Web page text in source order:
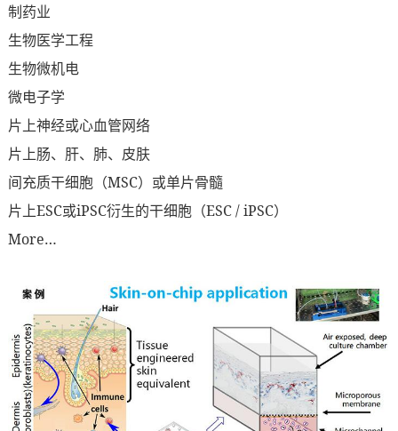
制药业
生物医学工程
生物微机电
微电子学
片上神经或心血管网络
片上肠、肝、肺、皮肤
间充质干细胞（MSC）或单片骨髓
片上ESC或iPSC衍生的干细胞（ESC / iPSC）
More…